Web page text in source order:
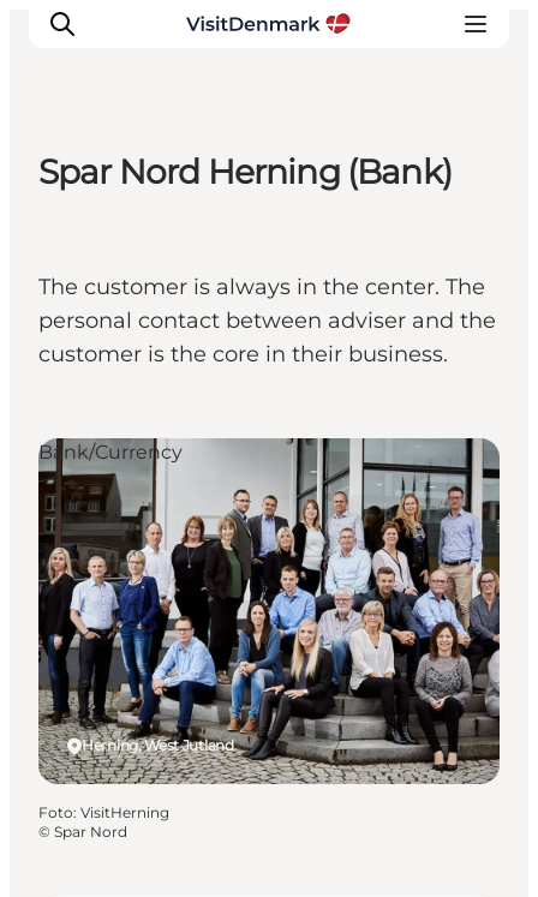
Wat te doen
Accommodaties
Plan je reis
Spar Nord Herning (Bank)
The customer is always in the center. The
personal contact between adviser and the
customer is the core in their business.
Herning, West Jutland
Bank/Currency
Foto: VisitHerning
© Spar Nord